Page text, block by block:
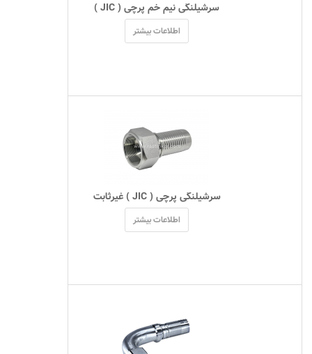
سرشیلنگی نیم خم پرچی ( JIC )
اطلاعات بیشتر
سرشیلنگی پرچی ( JIC ) غیرثابت
اطلاعات بیشتر